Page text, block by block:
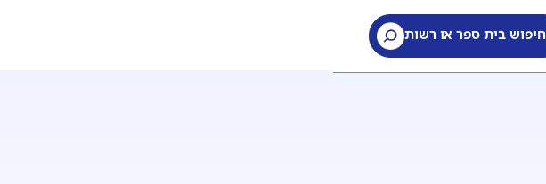
חיפוש בית ספר או רשות